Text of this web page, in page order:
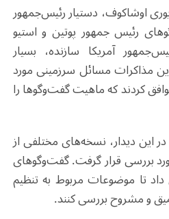
اوشاکوف، دستیار رئیس‌جمهور
رئیس جمهور پوتین و استیو
آمریکا سازنده، بسیار
مذاکرات مسائل سرزمینی مورد
کردند که ماهیت گفت‌وگوها را
این دیدار، نسخه‌های مختلفی از
بررسی قرار گرفت. گفت‌وگوهای
تا موضوعات مربوط به تنظیم
و مشروح بررسی کنند.